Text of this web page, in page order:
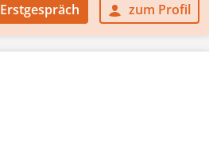
Erstgespräch zum Profil